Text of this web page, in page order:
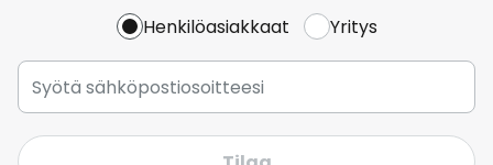
Henkilöasiakkaat Yritys